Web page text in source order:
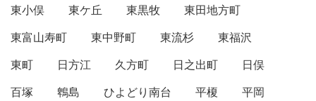
東小俣 東ケ丘 東黒牧
東田地方町
東富山寿町
東中野町 東流杉
東福沢
東町
日方江 久方町 日之出町
日俣
百塚
鵯島 ひよどり南台 平榎
平岡